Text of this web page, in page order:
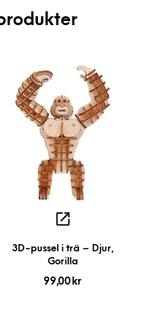
3D-pussel i trä – Djur,
Gorilla
99,00 kr